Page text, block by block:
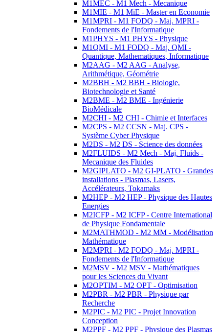
M1MEC - M1 Mech - Mecanique
M1MIE - M1 MiE - Master en Economie
M1MPRI - M1 FODQ - Maj. MPRI -
Fondements de l'Informatique
M1PHYS - M1 PHYS - Physique
M1QMI - M1 FODQ - Maj. QMI -
Quantique, Mathematiques, Informatique
M2AAG - M2 AAG - Analyse,
Arithmétique, Géométrie
M2BBH - M2 BBH - Biologie,
Biotechnologie et Santé
M2BME - M2 BME - Ingénierie
BioMédicale
M2CHI - M2 CHI - Chimie et Interfaces
M2CPS - M2 CCSN - Maj. CPS -
Système Cyber Physique
M2DS - M2 DS - Science des données
M2FLUIDS - M2 Mech - Maj. Fluids -
Mecanique des Fluides
M2GIPLATO - M2 GI-PLATO - Grandes
installations - Plasmas, Lasers,
Accélérateurs, Tokamaks
M2HEP - M2 HEP - Physique des Hautes
Energies
M2ICFP - M2 ICFP - Centre International
de Physique Fondamentale
M2MATHMOD - M2 MM - Modélisation
Mathématique
M2MPRI - M2 FODQ - Maj. MPRI -
Fondements de l'Informatique
M2MSV - M2 MSV - Mathématiques
pour les Sciences du Vivant
M2OPTIM - M2 OPT - Optimisation
M2PBR - M2 PBR - Physique par
Recherche
M2PIC - M2 PIC - Projet Innovation
Conception
M2PPF - M2 PPF - Physique des Plasmas